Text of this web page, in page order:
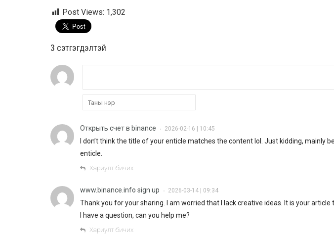
Post Views: 1,302
3 cэтгэгдэлтэй
Открыть счет в binance • 2026-02-16 | 10:45
I don’t think the title of your enticle matches the content lol. Just kidding, mainly
enticle.
Хариулт бичих
www.binance.info sign up • 2026-03-14 | 09:34
Thank you for your sharing. I am worried that I lack creative ideas. It is your
I have a question, can you help me?
Хариулт бичих